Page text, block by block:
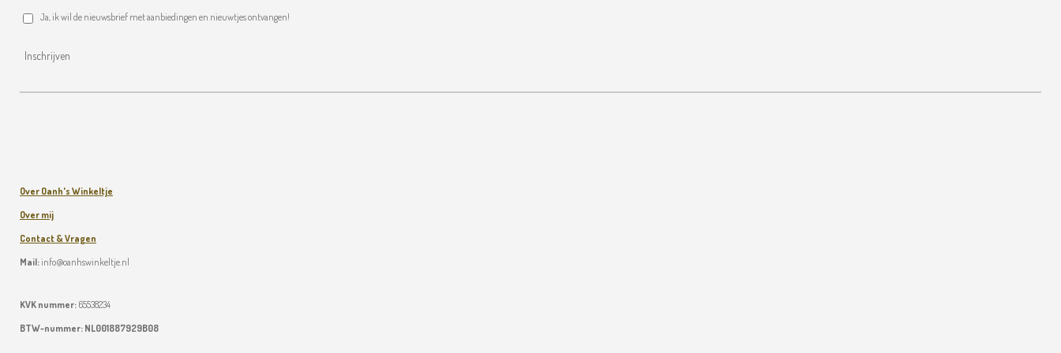
Ja, ik wil de nieuwsbrief met aanbiedingen en nieuwtjes ontvangen!
Inschrijven
Over Oanh's Winkeltje
Over mij
Contact & Vragen
Mail:info@oanhswinkeltje.nl
KVK nummer: 65538234
BTW-nummer: NL001887929B08